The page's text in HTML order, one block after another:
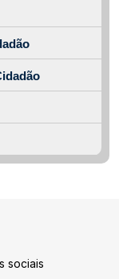
sociais